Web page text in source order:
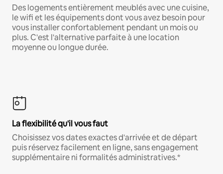
Des logements entièrement meublés avec une cuisine,
le wifi et les équipements dont vous avez besoin pour
vous installer confortablement pendant un mois ou
plus. C'est l'alternative parfaite à une location
moyenne ou longue durée.
La flexibilité qu'il vous faut
Choisissez vos dates exactes d'arrivée et de départ
puis réservez facilement en ligne, sans engagement
supplémentaire ni formalités administratives.*